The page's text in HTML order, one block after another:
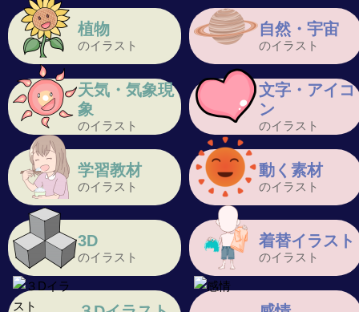
植物
のイラスト
自然・宇宙
のイラスト
天気・気象現
象
のイラスト
文字・アイコ
ン
のイラスト
学習教材
のイラスト
動く素材
のイラスト
3D
のイラスト
着替イラスト
のイラスト